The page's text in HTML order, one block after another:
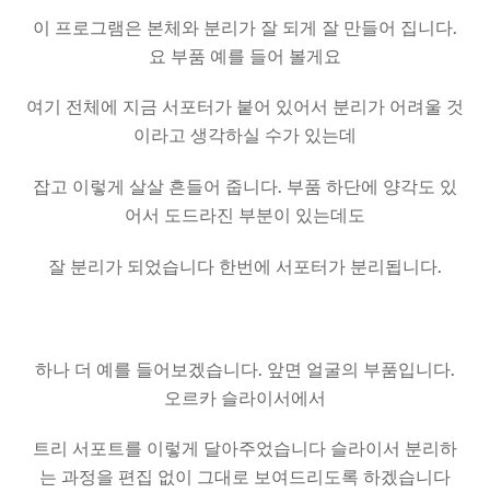
이 프로그램은 본체와 분리가 잘 되게 잘 만들어 집니다.
요 부품 예를 들어 볼게요
여기 전체에 지금 서포터가 붙어 있어서 분리가 어려울 것
이라고 생각하실 수가 있는데
잡고 이렇게 살살 흔들어 줍니다. 부품 하단에 양각도 있
어서 도드라진 부분이 있는데도
잘 분리가 되었습니다 한번에 서포터가 분리됩니다.
하나 더 예를 들어보겠습니다. 앞면 얼굴의 부품입니다.
오르카 슬라이서에서
트리 서포트를 이렇게 달아주었습니다 슬라이서 분리하
는 과정을 편집 없이 그대로 보여드리도록 하겠습니다